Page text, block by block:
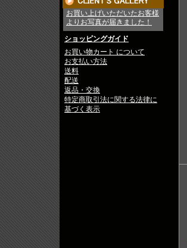
お買い上げいただいたお客様
よりお写真が届きました！
ショッピングガイド
お買い物カート について
お支払い方法
送料
配送
返品・交換
特定商取引法に関する法律に
基づく表示